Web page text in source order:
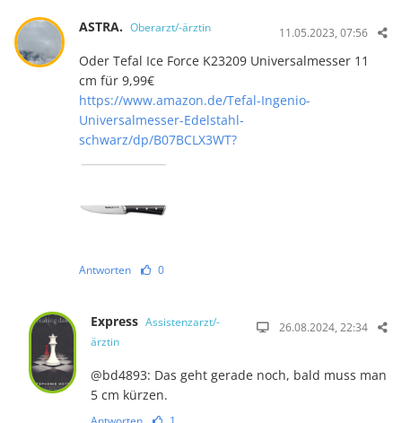
ASTRA. Oberarzt/-ärztin 11.05.2023, 07:56
Oder Tefal Ice Force K23209 Universalmesser 11
cm für 9,99€
https://www.amazon.de/Tefal-Ingenio-
Universalmesser-Edelstahl-
schwarz/dp/B07BCLX3WT?
Antworten 0
Express Assistenzarzt/-
ärztin
26.08.2024, 22:34
@bd4893: Das geht gerade noch, bald muss man
5 cm kürzen.